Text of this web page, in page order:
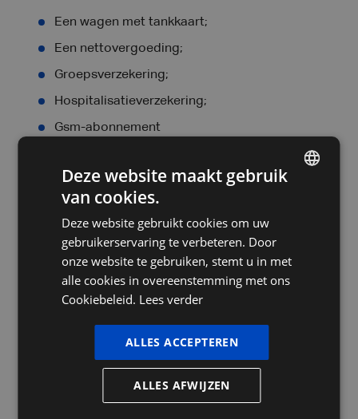
Een wagen met tankkaart;
Een nettovergoeding;
Groepsverzekering;
Hospitalisatieverzekering;
Gsm-abonnement
thuiswerkmogelijkheden.
Wat mag je van jouw nieuwe werkgever
verwachten?
Door de combinatie van een sterke service en
succesvolle overnames zijn wij de 3de grootste
accountancy- en advisorygroep van België. Het is
klikken en samen ondernemers advies te bieden dat
écht dichter bij hen staat.
Je gaat aan de slag in een ambitieuze groep in
Deze website maakt gebruik
van cookies.
Deze website gebruikt cookies om uw
gebruikerservaring te verbeteren. Door
onze website te gebruiken, stemt u in met
alle cookies in overeenstemming met ons
Cookiebeleid. Lees verder
ALLES ACCEPTEREN
ALLES AFWIJZEN